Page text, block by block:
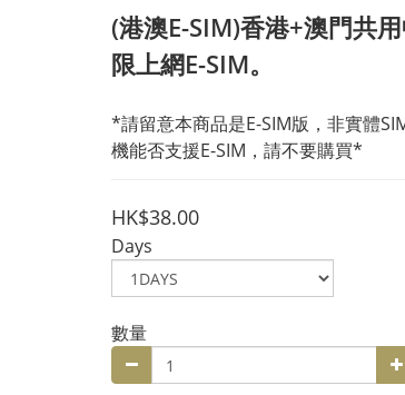
(港澳E-SIM)香港+澳門共
限上網E-SIM。
*請留意本商品是E-SIM版，非實體
機能否支援E-SIM，請不要購買*
HK$38.00
Days
數量